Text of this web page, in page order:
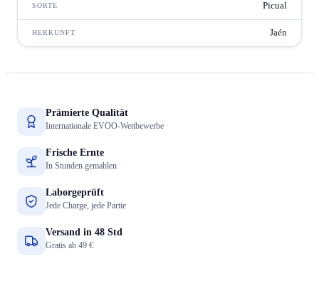
SORTE Picual
HERKUNFT Jaén
Prämierte Qualität
Internationale EVOO-Wettbewerbe
Frische Ernte
In Stunden gemahlen
Laborgeprüft
Jede Charge, jede Partie
Versand in 48 Std
Gratis ab 49 €